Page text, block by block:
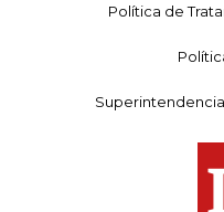
Política de